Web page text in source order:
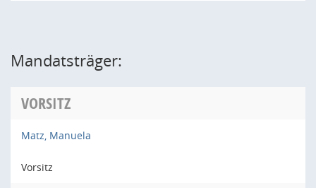
Mandatsträger:
VORSITZ
Matz, Manuela
Vorsitz